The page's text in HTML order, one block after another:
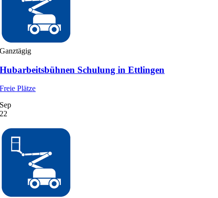
Ganztägig
Hubarbeitsbühnen Schulung in Ettlingen
Freie Plätze
Sep
22